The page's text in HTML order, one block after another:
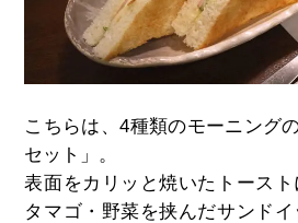
こちらは、4種類のモーニング
セット」 。
表面をカリッと焼いたトースト
タマゴ・野菜を挟んだサンド